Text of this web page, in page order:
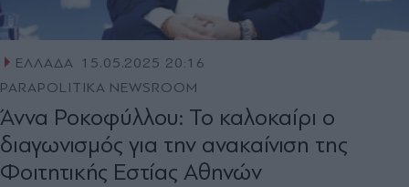
ΕΛΛΑΔΑ 15.05.2025 20:16
PARAPOLITIKA NEWSROOM
Άννα Ροκοφύλλου: Το καλοκαίρι ο
διαγωνισμός για την ανακαίνιση της
Φοιτητικής Εστίας Αθηνών